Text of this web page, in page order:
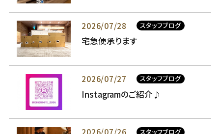
2026/07/28 スタッフブログ
宅急便承ります
2026/07/27 スタッフブログ
Instagramのご紹介♪
2026/07/26 スタッフブログ